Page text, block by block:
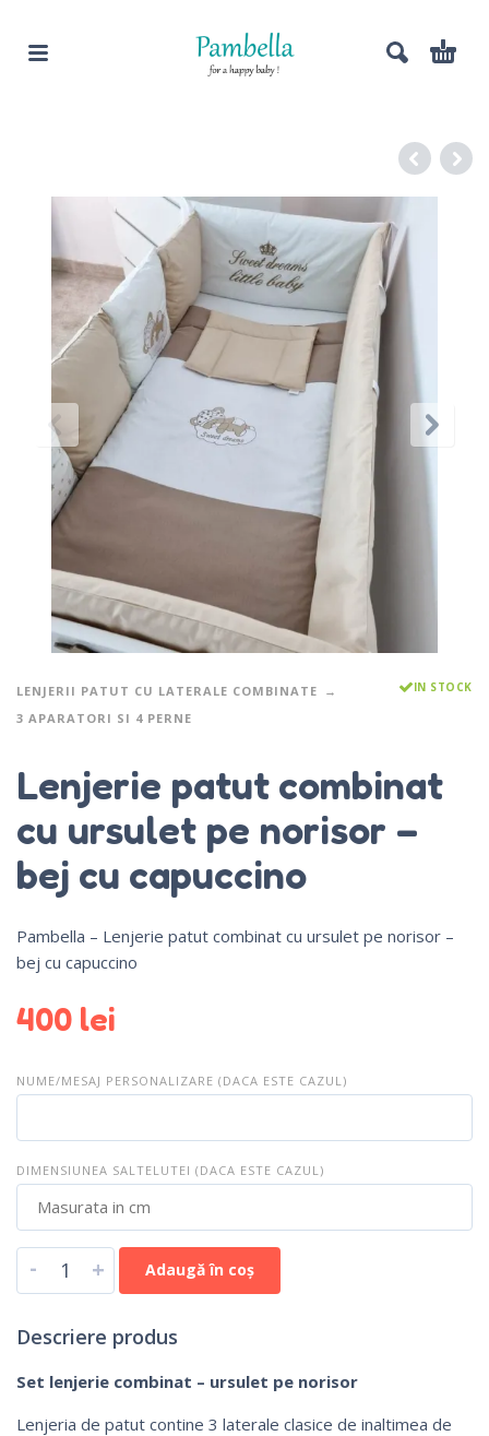
LENJERII PATUT CU LATERALE COMBINATE
3 APARATORI SI 4 PERNE
IN STOCK
Lenjerie patut combinat
cu ursulet pe norisor –
bej cu capuccino
Pambella – Lenjerie patut combinat cu ursulet pe norisor –
bej cu capuccino
400 lei
NUME/MESAJ PERSONALIZARE (DACA ESTE CAZUL)
DIMENSIUNEA SALTELUTEI (DACA ESTE CAZUL)
- + Adaugă în coș
Descriere produs
Set lenjerie combinat – ursulet pe norisor
Lenjeria de patut contine 3 laterale clasice de inaltimea de